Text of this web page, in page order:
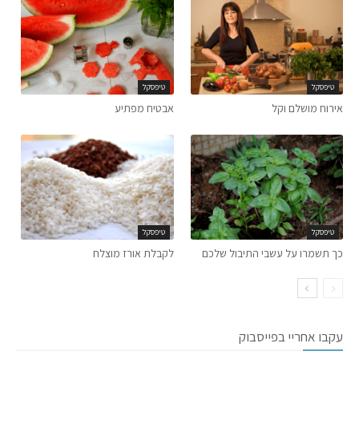
טיפסקל
אירוח מושלם וקל
טיפסקל
אבטיח מפתיע
טיפסקל
כך תשמרו על עשבי התיבול שלכם
טיפסקל
לקבלת אורז מוצלח
עקבו אחריי בפייסבוק